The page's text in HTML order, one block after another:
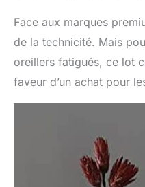
Face aux marques
de la technicité. Mais
oreillers fatigués, ce lot
faveur d’un achat pour